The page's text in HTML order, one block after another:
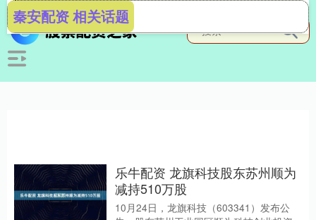
秦安配资 相关话题
乐牛配资 龙旗科技股东苏州顺为
减持510万股
10月24日，龙旗科技（603341）发布公